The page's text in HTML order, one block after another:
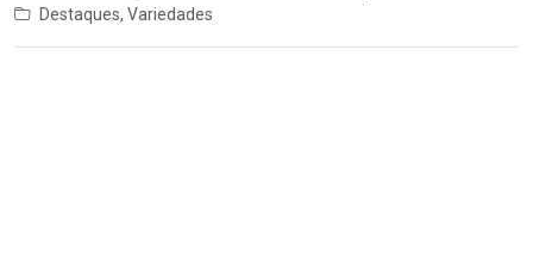
Destaques, Variedades